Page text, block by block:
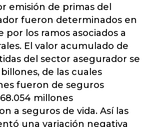
emisión de primas del
fueron determinados en
por los ramos asociados a
El valor acumulado de
del sector asegurador se
de las cuales
fueron de seguros
millones
a seguros de vida. Así las
una variación negativa